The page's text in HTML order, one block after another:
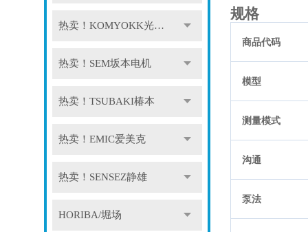
热卖！KOMYOKK光明理化
热卖！SEM坂本电机
热卖！TSUBAKI椿本
热卖！EMIC爱美克
热卖！SENSEZ静雄
HORIBA/堀场
规格
商品代码
模型
测量模式
沟通
泵法